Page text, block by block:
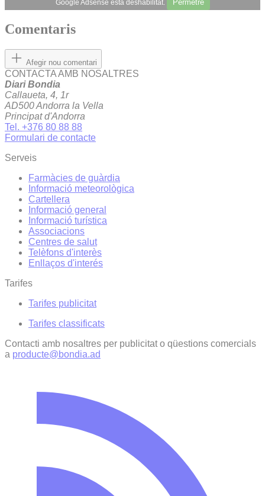
Google Adsense està deshabilitat. Permetre
Comentaris
Afegir nou comentari
CONTACTA AMB NOSALTRES
Diari Bondia
Callaueta, 4, 1r
AD500 Andorra la Vella
Principat d'Andorra
Tel. +376 80 88 88
Formulari de contacte
Serveis
Farmàcies de guàrdia
Informació meteorològica
Cartellera
Informació general
Informació turística
Associacions
Centres de salut
Telèfons d'interès
Enllaços d'interés
Tarifes
Tarifes publicitat
Tarifes classificats
Contacti amb nosaltres per publicitat o qüestions comercials
a producte@bondia.ad